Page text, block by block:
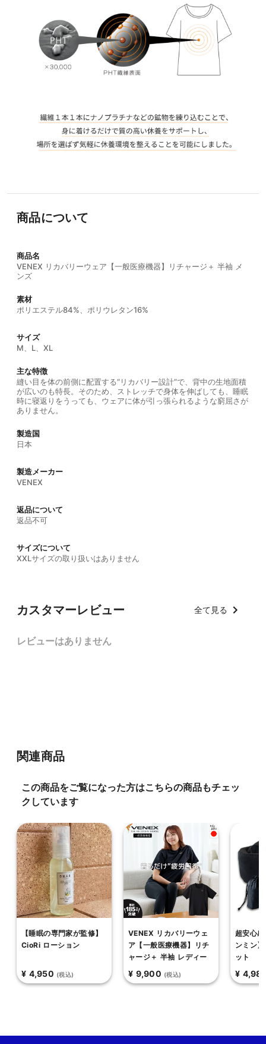
商品について
商品名
VENEX リカバリーウェア【一般医療機器】リチャージ＋ 半袖 メ
ンズ
素材
ポリエステル84%、ポリウレタン16%
サイズ
M、L、XL
主な特徴
縫い目を体の前側に配置する“リカバリー設計”で、背中の生地面積
が広いのも特長。そのため、ストレッチで身体を伸ばしても、睡眠
時に寝返りをうっても、ウェアに体が引っ張られるような窮屈さが
ありません。
製造国
日本
製造メーカー
VENEX
返品について
返品不可
サイズについて
XXLサイズの取り扱いはありません
カスタマーレビュー 全て見る
レビューはありません
関連商品
この商品をご覧になった方はこちらの商品もチェッ
クしています
【睡眠の専門家が監修】
CioRi ローション
¥ 4,950 (税込)
VENEX リカバリーウェ
ア【一般医療機器】リチ
ャージ＋ 半袖 レディー
ス
¥ 9,900 (税込)
超安心
ンミン
ット
¥